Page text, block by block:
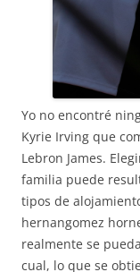
Yo no encontré
Kyrie Irving que
Lebron James.
familia puede
tipos de
hernangomez
realmente se
cual, lo que se